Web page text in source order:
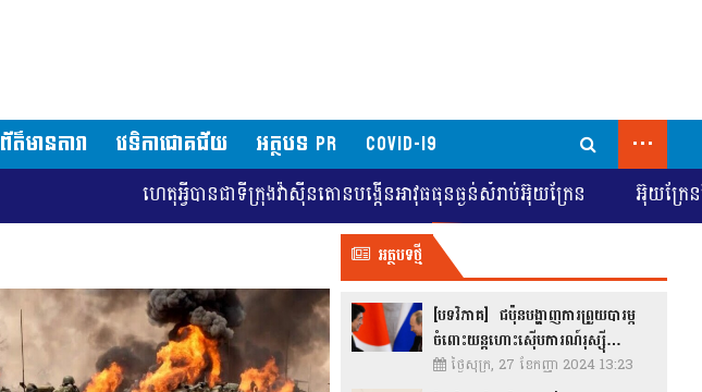
ព័ត៌មានតារា វេទិកាជោគជ័យ អត្ថបទ PR COVID-19 ...
ហេតុអ្វីបានជាទីក្រុងវ៉ាស៊ីនតោនបង្កើនអាវុធធុនធ្ងន់សំរាប់អ៊ុយក្រែន អ៊ុយក្រែនស្វែងរក
អត្ថបទថ្មី
[បទវិភាគ] ជប៉ុនបង្ហាញការព្រួយបារម្ភ
ចំពោះយន្តហោះស៊ើបការណ៍រុស្ស៊ី…
ថ្ងៃសុក្រ, 27 ខែកញ្ញា 2024 13:23